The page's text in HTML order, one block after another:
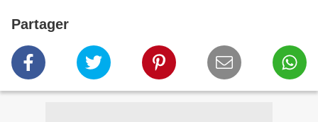
Partager